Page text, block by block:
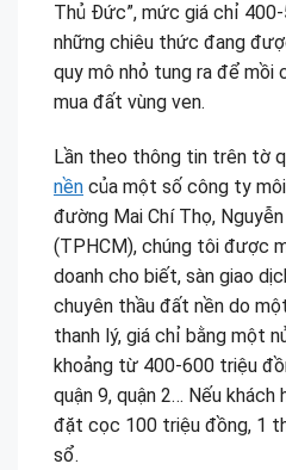
Thủ Đức”, mức giá chỉ
những chiêu thức đang
quy mô nhỏ tung ra để mồi
mua đất vùng ven.
Lần theo thông tin trên tờ
nền của một số công ty
đường Mai Chí Thọ, Nguyễn
(TPHCM), chúng tôi được
doanh cho biết, sàn giao
chuyên thầu đất nền do
thanh lý, giá chỉ bằng một
khoảng từ 400-600 triệu
quận 9, quận 2… Nếu khách
đặt cọc 100 triệu đồng, 1
sổ.